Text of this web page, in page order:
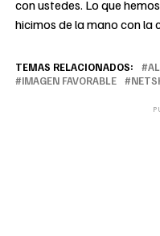
con ustedes. Lo que
hicimos de la mano con la
TEMAS RELACIONADOS:
IMAGEN FAVORABLE